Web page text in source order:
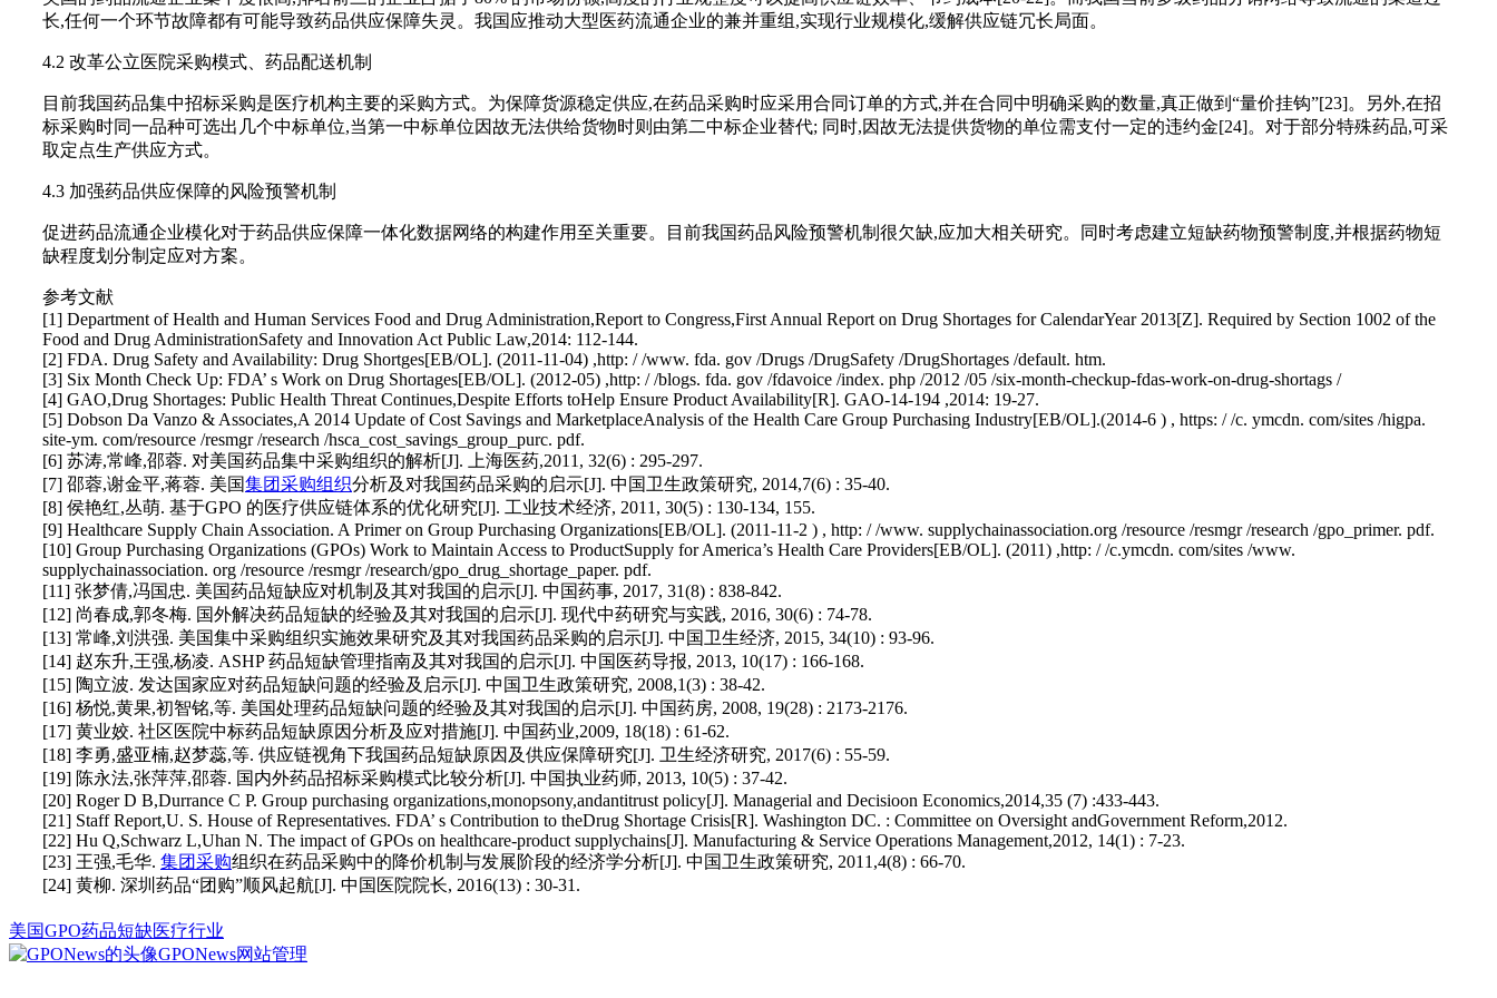
长,任何一个环节故障都有可能导致药品供应保障失灵。我国应推动大型医药流通企业的兼并重组,实现行业规模化,缓解供应链冗长局面。
4.2 改革公立医院采购模式、药品配送机制
目前我国药品集中招标采购是医疗机构主要的采购方式。为保障货源稳定供应,在药品采购时应采用合同订单的方式,并在合同中明确采购的数量,真正做到“量价挂钩”[23]。另外,在招
标采购时同一品种可选出几个中标单位,当第一中标单位因故无法供给货物时则由第二中标企业替代; 同时,因故无法提供货物的单位需支付一定的违约金[24]。对于部分特殊药品,可采
取定点生产供应方式。
4.3 加强药品供应保障的风险预警机制
促进药品流通企业模化对于药品供应保障一体化数据网络的构建作用至关重要。目前我国药品风险预警机制很欠缺,应加大相关研究。同时考虑建立短缺药物预警制度,并根据药物短
缺程度划分制定应对方案。
参考文献
[1] Department of Health and Human Services Food and Drug Administration,Report to Congress,First Annual Report on Drug Shortages for CalendarYear 2013[Z]. Required by Section 1002 of the
Food and Drug AdministrationSafety and Innovation Act Public Law,2014: 112-144.
[2] FDA. Drug Safety and Availability: Drug Shortges[EB/OL]. (2011-11-04) ,http: / /www. fda. gov /Drugs /DrugSafety /DrugShortages /default. htm.
[3] Six Month Check Up: FDA’ s Work on Drug Shortages[EB/OL]. (2012-05) ,http: / /blogs. fda. gov /fdavoice /index. php /2012 /05 /six-month-checkup-fdas-work-on-drug-shortags /
[4] GAO,Drug Shortages: Public Health Threat Continues,Despite Efforts toHelp Ensure Product Availability[R]. GAO-14-194 ,2014: 19-27.
[5] Dobson Da Vanzo & Associates,A 2014 Update of Cost Savings and MarketplaceAnalysis of the Health Care Group Purchasing Industry[EB/OL].(2014-6 ) , https: / /c. ymcdn. com/sites /higpa.
site-ym. com/resource /resmgr /research /hsca_cost_savings_group_purc. pdf.
[6] 苏涛,常峰,邵蓉. 对美国药品集中采购组织的解析[J]. 上海医药,2011, 32(6) : 295-297.
[7] 邵蓉,谢金平,蒋蓉. 美国集团采购组织分析及对我国药品采购的启示[J]. 中国卫生政策研究, 2014,7(6) : 35-40.
[8] 侯艳红,丛萌. 基于GPO 的医疗供应链体系的优化研究[J]. 工业技术经济, 2011, 30(5) : 130-134, 155.
[9] Healthcare Supply Chain Association. A Primer on Group Purchasing Organizations[EB/OL]. (2011-11-2 ) , http: / /www. supplychainassociation.org /resource /resmgr /research /gpo_primer. pdf.
[10] Group Purchasing Organizations (GPOs) Work to Maintain Access to ProductSupply for America’s Health Care Providers[EB/OL]. (2011) ,http: / /c.ymcdn. com/sites /www.
supplychainassociation. org /resource /resmgr /research/gpo_drug_shortage_paper. pdf.
[11] 张梦倩,冯国忠. 美国药品短缺应对机制及其对我国的启示[J]. 中国药事, 2017, 31(8) : 838-842.
[12] 尚春成,郭冬梅. 国外解决药品短缺的经验及其对我国的启示[J]. 现代中药研究与实践, 2016, 30(6) : 74-78.
[13] 常峰,刘洪强. 美国集中采购组织实施效果研究及其对我国药品采购的启示[J]. 中国卫生经济, 2015, 34(10) : 93-96.
[14] 赵东升,王强,杨凌. ASHP 药品短缺管理指南及其对我国的启示[J]. 中国医药导报, 2013, 10(17) : 166-168.
[15] 陶立波. 发达国家应对药品短缺问题的经验及启示[J]. 中国卫生政策研究, 2008,1(3) : 38-42.
[16] 杨悦,黄果,初智铭,等. 美国处理药品短缺问题的经验及其对我国的启示[J]. 中国药房, 2008, 19(28) : 2173-2176.
[17] 黄业姣. 社区医院中标药品短缺原因分析及应对措施[J]. 中国药业,2009, 18(18) : 61-62.
[18] 李勇,盛亚楠,赵梦蕊,等. 供应链视角下我国药品短缺原因及供应保障研究[J]. 卫生经济研究, 2017(6) : 55-59.
[19] 陈永法,张萍萍,邵蓉. 国内外药品招标采购模式比较分析[J]. 中国执业药师, 2013, 10(5) : 37-42.
[20] Roger D B,Durrance C P. Group purchasing organizations,monopsony,andantitrust policy[J]. Managerial and Decisioon Economics,2014,35 (7) :433-443.
[21] Staff Report,U. S. House of Representatives. FDA’ s Contribution to theDrug Shortage Crisis[R]. Washington DC. : Committee on Oversight andGovernment Reform,2012.
[22] Hu Q,Schwarz L,Uhan N. The impact of GPOs on healthcare-product supplychains[J]. Manufacturing & Service Operations Management,2012, 14(1) : 7-23.
[23] 王强,毛华. 集团采购组织在药品采购中的降价机制与发展阶段的经济学分析[J]. 中国卫生政策研究, 2011,4(8) : 66-70.
[24] 黄柳. 深圳药品“团购”顺风起航[J]. 中国医院院长, 2016(13) : 30-31.
美国GPO药品短缺医疗行业
GPONews网站管理